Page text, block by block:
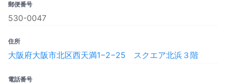
郵便番号
530-0047
住所
大阪府大阪市北区西天満1−2−25 スクエア北浜３階
電話番号